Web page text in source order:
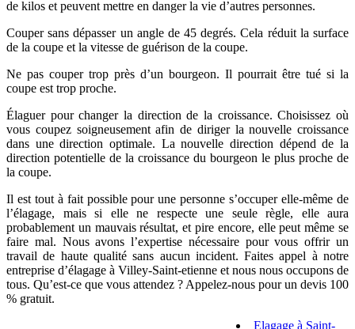
de kilos et peuvent mettre en danger la vie d’autres personnes.
Couper sans dépasser un angle de 45 degrés. Cela réduit la surface
de la coupe et la vitesse de guérison de la coupe.
Ne pas couper trop près d’un bourgeon. Il pourrait être tué si la
coupe est trop proche.
Élaguer pour changer la direction de la croissance. Choisissez où
vous coupez soigneusement afin de diriger la nouvelle croissance
dans une direction optimale. La nouvelle direction dépend de la
direction potentielle de la croissance du bourgeon le plus proche de
la coupe.
Il est tout à fait possible pour une personne s’occuper elle-même de
l’élagage, mais si elle ne respecte une seule règle, elle aura
probablement un mauvais résultat, et pire encore, elle peut même se
faire mal. Nous avons l’expertise nécessaire pour vous offrir un
travail de haute qualité sans aucun incident. Faites appel à notre
entreprise d’élagage à Villey-Saint-etienne et nous nous occupons de
tous. Qu’est-ce que vous attendez ? Appelez-nous pour un devis 100
% gratuit.
Elagage à Saint-